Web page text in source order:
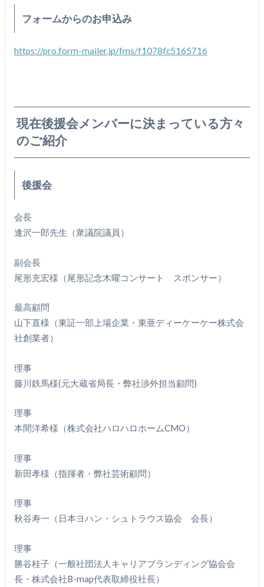
フォームからのお申込み
https://pro.form-mailer.jp/fms/f1078fc5165716
現在後援会メンバーに決まっている方々
のご紹介
後援会
会長
逢沢一郎先生（衆議院議員）
副会長
尾形充宏様（尾形記念木曜コンサート スポンサー）
最高顧問
山下直様（東証一部上場企業・東亜ディーケーケー株式会
社創業者）
理事
藤川鉄馬様(元大蔵省局長・弊社渉外担当顧問)
理事
本間洋希様（株式会社ハロハロホームCMO）
理事
新田孝様（指揮者・弊社芸術顧問）
理事
秋谷寿一（日本ヨハン・シュトラウス協会 会長）
理事
勝谷桂子（一般社団法人キャリアブランディング協会会
長・株式会社B-map代表取締役社長）